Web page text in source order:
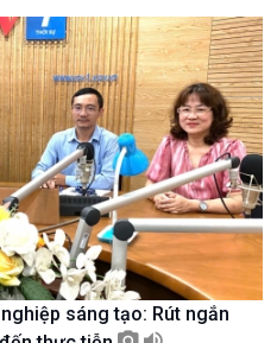
Tin thế giới
Vấn đề quốc tế
Hồ sơ sự kiện quốc tế
Thế giới & Việt Nam
Biên cương - Một dải vững
bền
sáng tạo: Rút ngắn